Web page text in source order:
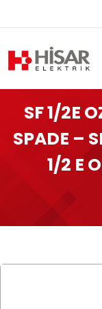
Kurumsal
Ürünler
Üretim
SF 1/2E
SPADE –
1/2 E